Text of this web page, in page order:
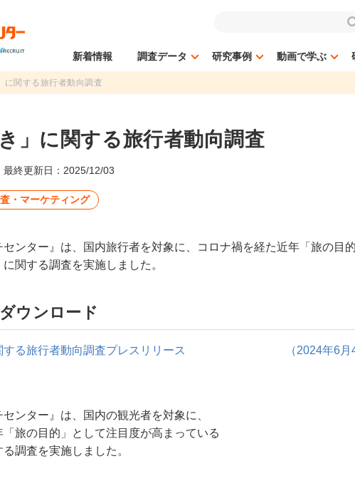
新着情報 調査データ 研究事例 動画で学ぶ
に関する旅行者動向調査
き」に関する旅行者動向調査
最終更新日：2025/12/03
・マーケティング
センター』は、国内旅行者を対象に、コロナ禍を経た近年「旅の目
関する調査を実施しました。
ウンロード
する旅行者動向調査プレスリリース （2024年6月
センター』は、国内の観光者を対象に、
旅の目的」として注目度が高まっている
る調査を実施しました。